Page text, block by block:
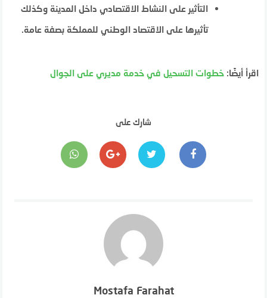
التأثير على النشاط الاقتصادي داخل المدينة وكذلك
تأثيرها على الاقتصاد الوطني للمملكة بصفة عامة.
اقرأ أيضًا:خطوات التسحيل في خدمة مديري على الجوال
شارك على
Mostafa Farahat